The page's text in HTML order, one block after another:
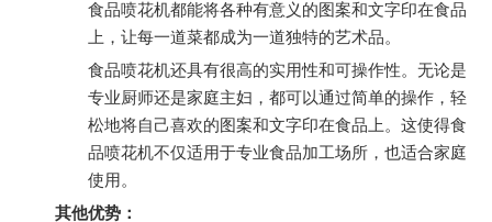
食品喷花机都能将各种有意义的图案和文字印在食品
上，让每一道菜都成为一道独特的艺术品。
食品喷花机还具有很高的实用性和可操作性。无论是
专业厨师还是家庭主妇，都可以通过简单的操作，轻
松地将自己喜欢的图案和文字印在食品上。这使得食
品喷花机不仅适用于专业食品加工场所，也适合家庭
使用。
其他优势：